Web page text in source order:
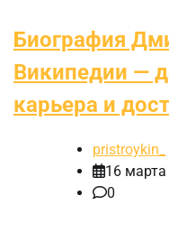
Биография
Википедии —
карьера и
pristroykin_
16
0